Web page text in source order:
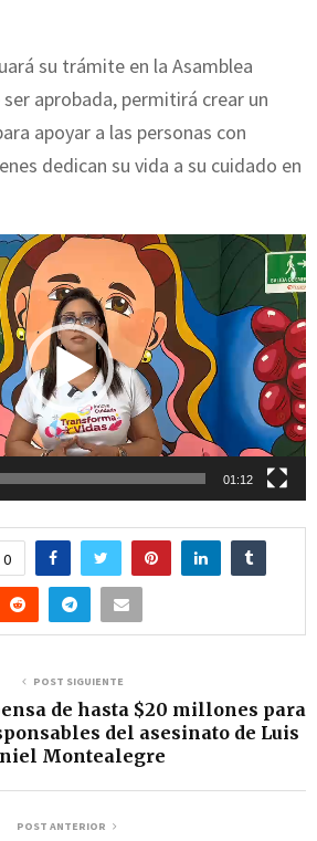
su trámite en la Asamblea
aprobada, permitirá crear un
apoyar a las personas con
dedican su vida a su cuidado en
01:12
0
POST SIGUIENTE
de hasta $20 millones para
del asesinato de Luis
Montealegre
POST ANTERIOR